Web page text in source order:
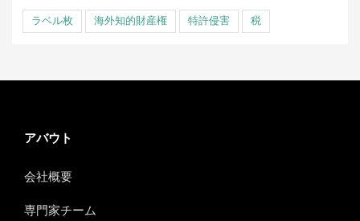
ラベル枚 海外知的財産権 特許侵害 税
アバウト
会社概要
専門家チーム